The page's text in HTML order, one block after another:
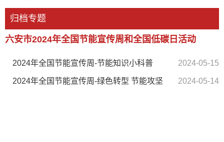
归档专题
六安市2024年全国节能宣传周和全国低碳日活动
2024年全国节能宣传周-节能知识小科普 2024-05-15
2024年全国节能宣传周-绿色转型 节能攻坚 2024-05-14